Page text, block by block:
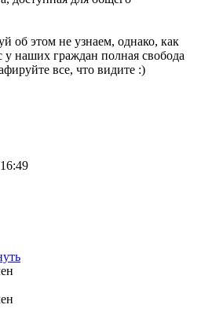
об этом не узнаем, однако, как
у наших граждан полная свобода
все, что видите :)